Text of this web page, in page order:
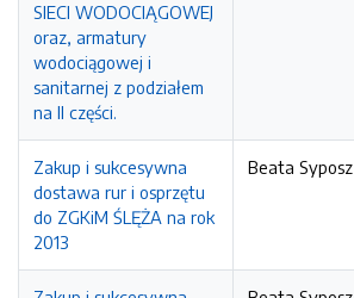
SIECI WODOCIĄGOWEJ
oraz, armatury
wodociągowej i
sanitarnej z podziałem
na II części.
Zakup i sukcesywna
dostawa rur i osprzętu
do ZGKiM ŚLĘŻA na rok
2013
Beata Syposz